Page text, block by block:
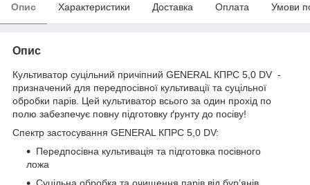
Опис Характеристики Доставка Оплата Умови
Опис
Культиватор суцільний причіпний GENERAL КПРС 5,0 DV -
призначений для передпосівної культивації та суцільної
обробки парів. Цей культиватор всього за один прохід по
полю забезпечує повну підготовку ґрунту до посіву!
Спектр застосування GENERAL КПРС 5,0 DV:
Передпосівна культивація та підготовка посівного
ложа
Суцільна обробка та очищення парів від бур’янів